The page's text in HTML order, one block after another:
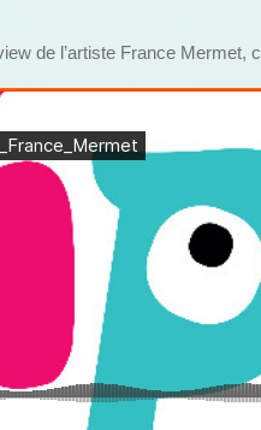
de l’artiste France Mermet,